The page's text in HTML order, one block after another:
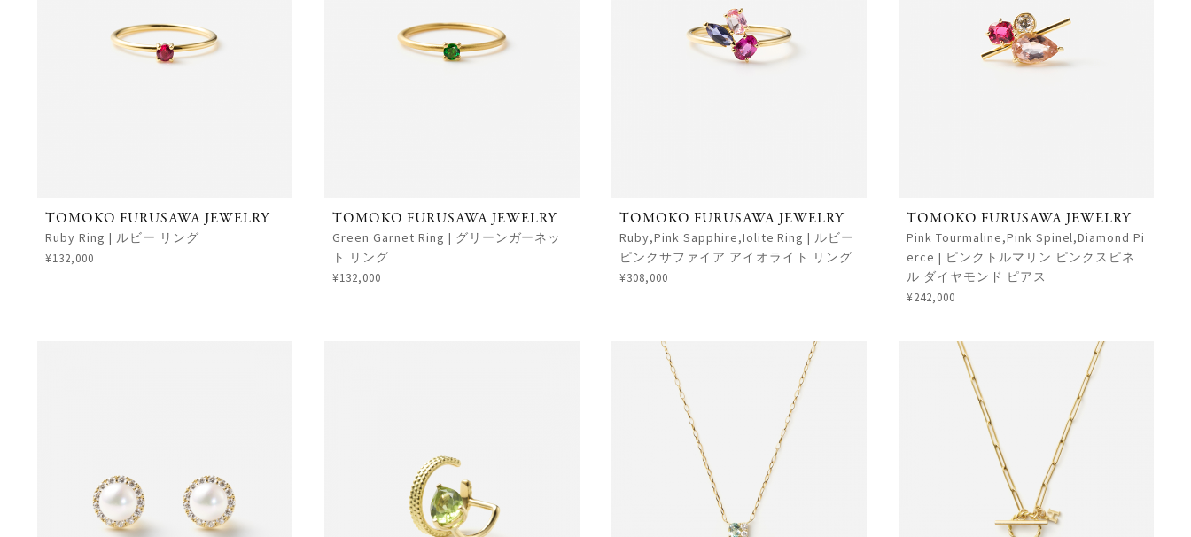
TOMOKO FURUSAWA JEWELRY
Ruby Ring | ルビー リング
¥132,000
TOMOKO FURUSAWA JEWELRY
Green Garnet Ring | グリーンガーネッ
ト リング
¥132,000
TOMOKO FURUSAWA JEWELRY
Ruby,Pink Sapphire,Iolite Ring | ルビー
ピンクサファイア アイオライト リング
¥308,000
TOMOKO FURUSAWA JEWELRY
Pink Tourmaline,Pink Spinel,Diamond Pi
erce | ピンクトルマリン ピンクスピネ
ル ダイヤモンド ピアス
¥242,000